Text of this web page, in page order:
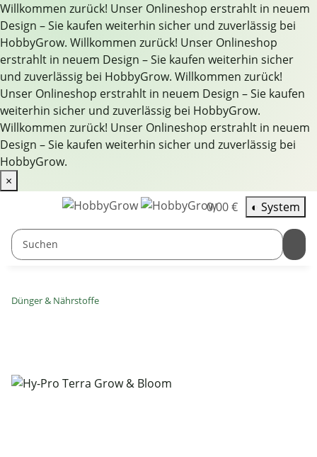
Willkommen zurück! Unser Onlineshop erstrahlt in neuem
Design – Sie kaufen weiterhin sicher und zuverlässig bei
HobbyGrow. Willkommen zurück! Unser Onlineshop
erstrahlt in neuem Design – Sie kaufen weiterhin sicher
und zuverlässig bei HobbyGrow. Willkommen zurück!
Unser Onlineshop erstrahlt in neuem Design – Sie kaufen
weiterhin sicher und zuverlässig bei HobbyGrow.
Willkommen zurück! Unser Onlineshop erstrahlt in neuem
Design – Sie kaufen weiterhin sicher und zuverlässig bei
HobbyGrow.
×
0,00 €
◐ System
Dünger & Nährstoffe